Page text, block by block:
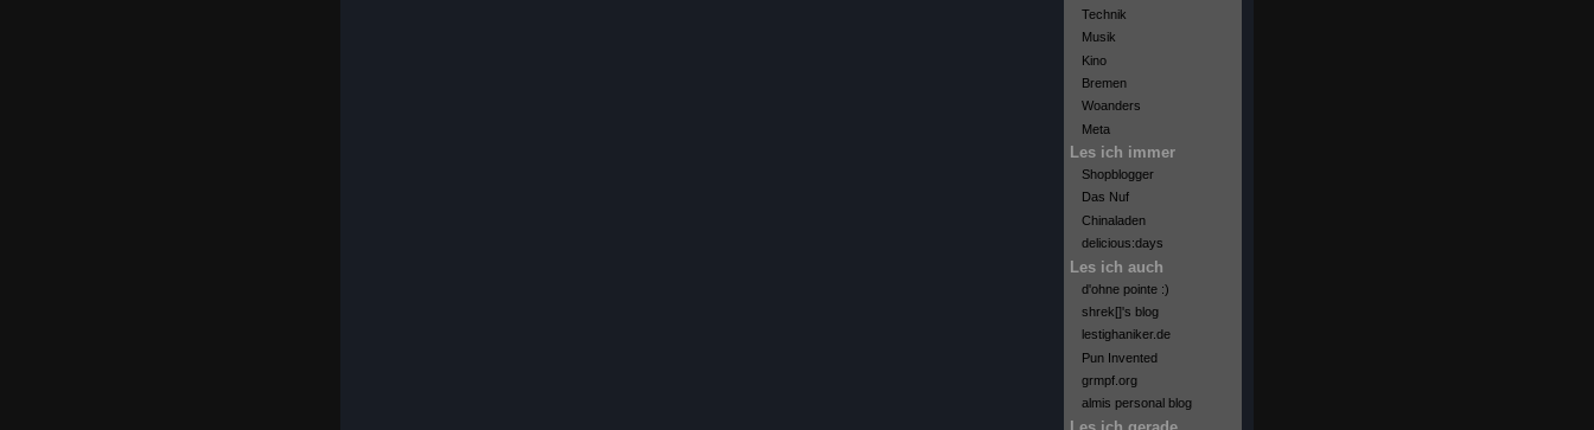
Technik
Musik
Kino
Bremen
Woanders
Meta
Les ich immer
Shopblogger
Das Nuf
Chinaladen
delicious:days
Les ich auch
d'ohne pointe :)
shrek[]'s blog
lestighaniker.de
Pun Invented
grmpf.org
almis personal blog